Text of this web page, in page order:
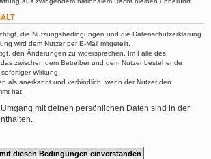
die Nutzungsbedingungen und die Datenschutzerklärung
wird dem Nutzer per E-Mail mitgeteilt.
den Änderungen zu widersprechen. Im Falle des
zwischen dem Betreiber und dem Nutzer bestehende
Wirkung.
als anerkannt und verbindlich, wenn der Nutzer den
hat.
mit deinen persönlichen Daten sind in der